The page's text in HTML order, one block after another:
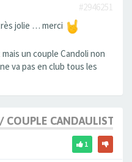
#2946251
jolie … merci
un couple Candoli non
va pas en club tous les
COUPLE CANDAULISTE
1